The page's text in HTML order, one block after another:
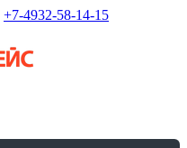
+7-4932-58-14-15